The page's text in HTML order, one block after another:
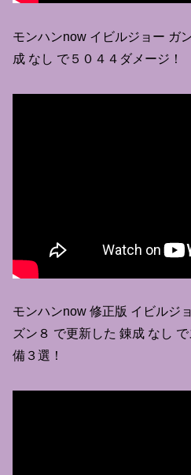
モンハンnow イビルジョー ガ
成 なし で５０４４ダメージ！
モンハンnow 修正版 イビルジ
ズン８ で更新した 錬成 なし
備３選！